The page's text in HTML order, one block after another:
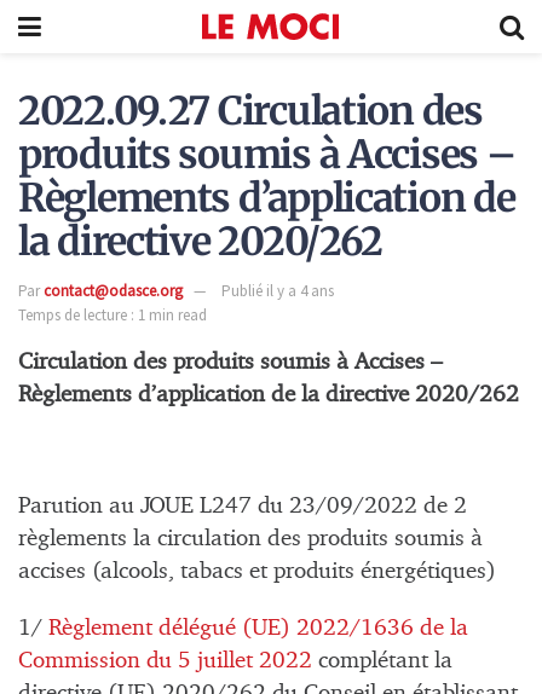
2022.09.27 Circulation des
produits soumis à Accises –
Règlements d’application de
la directive 2020/262
Parcontact@odasce.org
Publié il y a 4 ans
Temps de lecture : 1 min read
Circulation des produits soumis à Accises –
Règlements d’application de la directive 2020/262
Parution au JOUE L247 du 23/09/2022 de 2
règlements la circulation des produits soumis à
accises (alcools, tabacs et produits énergétiques)
1/ Règlement délégué (UE) 2022/1636 de la
Commission du 5 juillet 2022 complétant la